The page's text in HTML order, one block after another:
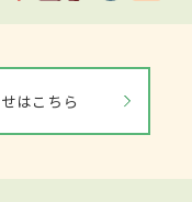
はこちら